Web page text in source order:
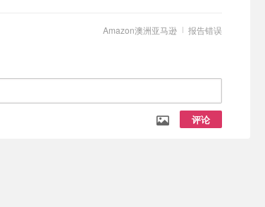
报告错误
Amazon澳洲亚马逊
评论